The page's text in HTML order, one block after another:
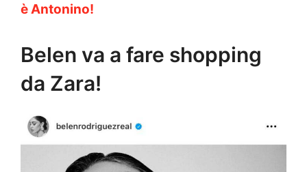
è Antonino!
Belen va a fare shopping
da Zara!